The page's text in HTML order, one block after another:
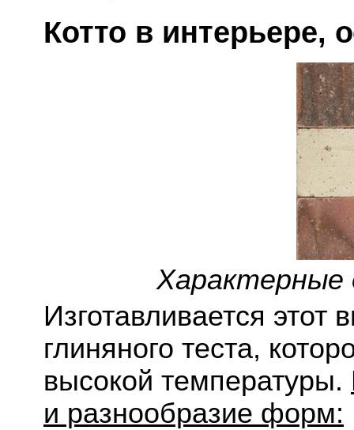
Котто в интерьере,
Изготавливается этот
глиняного теста,
высокой температуры.
и разнообразие форм: